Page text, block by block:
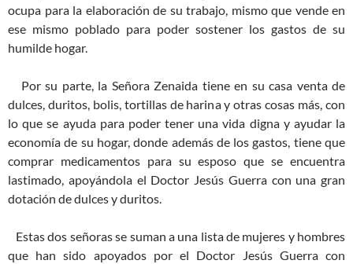
ocupa para la elaboración de su trabajo, mismo que vende en
ese mismo poblado para poder sostener los gastos de su
humilde hogar.
Por su parte, la Señora Zenaida tiene en su casa venta de
dulces, duritos, bolis, tortillas de harina y otras cosas más, con
lo que se ayuda para poder tener una vida digna y ayudar la
economía de su hogar, donde además de los gastos, tiene que
comprar medicamentos para su esposo que se encuentra
lastimado, apoyándola el Doctor Jesús Guerra con una gran
dotación de dulces y duritos.
Estas dos señoras se suman a una lista de mujeres y hombres
que han sido apoyados por el Doctor Jesús Guerra con